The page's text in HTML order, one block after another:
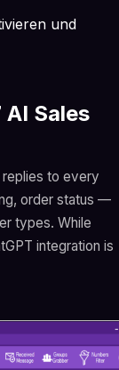
und
Sales
to every
order status —
types. While
integration is